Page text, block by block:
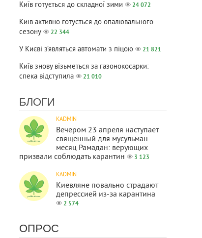
Київ готується до складної зими 24 072
Київ активно готується до опалювального
сезону
22 344
У Києві з’являться автомати з піцою 21 821
Київ знову візьметься за газонокосарки:
спека відступила
21 010
БЛОГИ
KADMIN
Вечером 23 апреля наступает
священный для мусульман
месяц Рамадан: верующих
призвали соблюдать карантин
3 123
KADMIN
Киевляне повально страдают
депрессией из-за карантина
2 574
ОПРОС